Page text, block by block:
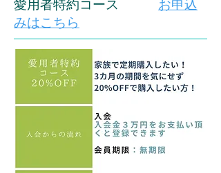
​愛用者特約コース お申込
みはこちら